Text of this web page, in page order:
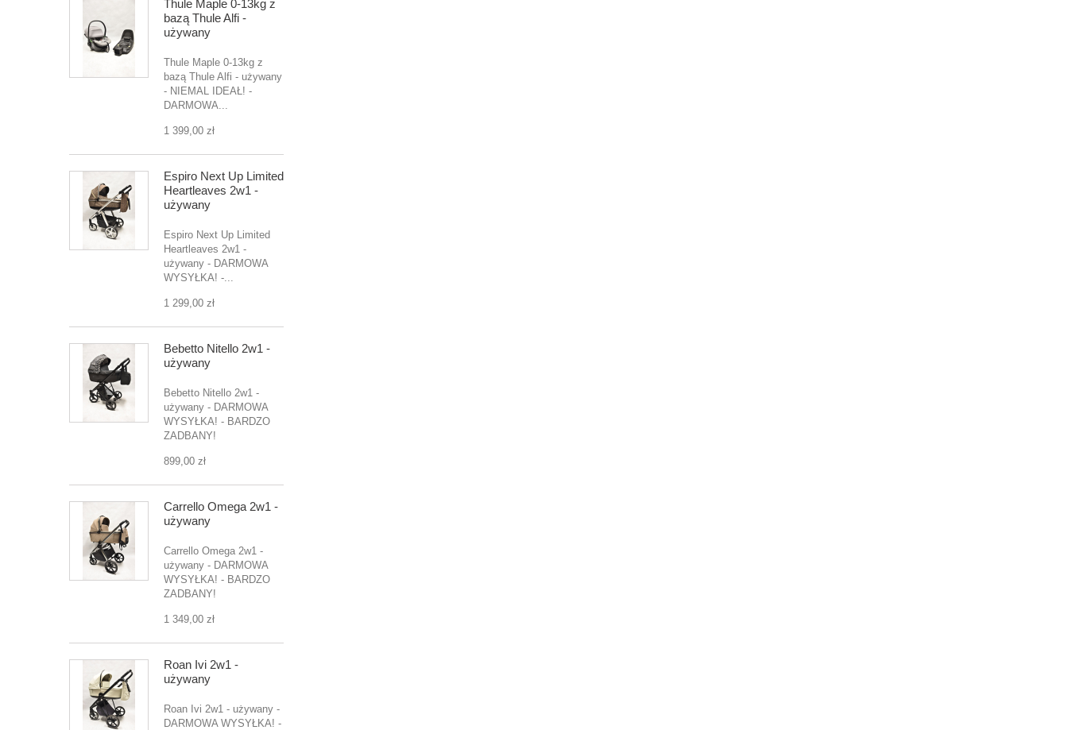
Thule Maple 0-13kg z
bazą Thule Alfi -
używany
Thule Maple 0-13kg z
bazą Thule Alfi - używany
- NIEMAL IDEAŁ! -
DARMOWA...
1 399,00 zł
Espiro Next Up Limited
Heartleaves 2w1 -
używany
Espiro Next Up Limited
Heartleaves 2w1 -
używany - DARMOWA
WYSYŁKA! -...
1 299,00 zł
Bebetto Nitello 2w1 -
używany
Bebetto Nitello 2w1 -
używany - DARMOWA
WYSYŁKA! - BARDZO
ZADBANY!
899,00 zł
Carrello Omega 2w1 -
używany
Carrello Omega 2w1 -
używany - DARMOWA
WYSYŁKA! - BARDZO
ZADBANY!
1 349,00 zł
Roan Ivi 2w1 -
używany
Roan Ivi 2w1 - używany -
DARMOWA WYSYŁKA! -